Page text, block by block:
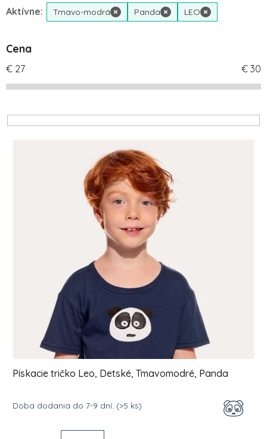
Aktívne: Tmavo-modrá × Panda × LEO ×
Cena
€ 27 € 30
Výpis produktov
Pískacie tričko Leo, Detské, Tmavomodré, Panda
Doba dodania do 7-9 dní. (>5 ks)